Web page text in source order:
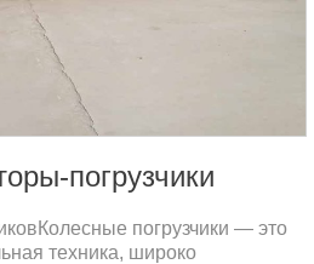
погрузчики
погрузчики — это
техника, широко